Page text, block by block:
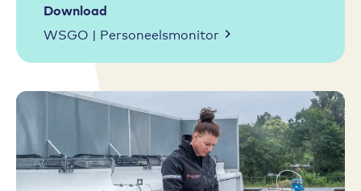
Download
WSGO | Personeelsmonitor